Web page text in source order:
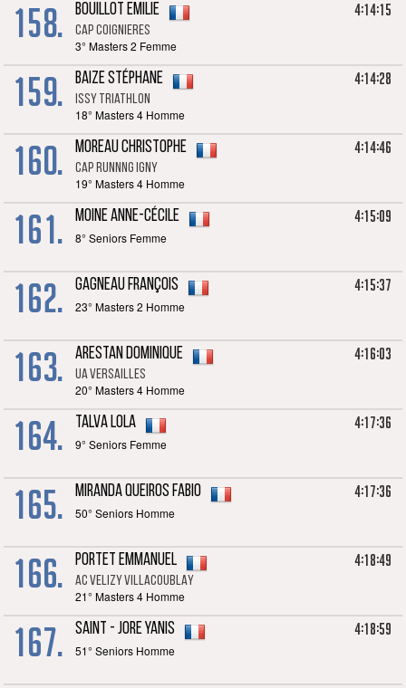
158. BOUILLOT Emilie
CAP Coignieres
3° Masters 2 Femme
4:14:15
159. BAIZE Stéphane
Issy Triathlon
18° Masters 4 Homme
4:14:28
160. MOREAU Christophe
CAP RUNNNG IGNY
19° Masters 4 Homme
4:14:46
161. MOINE Anne-Cécile
8° Seniors Femme
4:15:09
162. GAGNEAU François
23° Masters 2 Homme
4:15:37
163. ARESTAN Dominique
UA Versailles
20° Masters 4 Homme
4:16:03
164. TALVA Lola
9° Seniors Femme
4:17:36
165. MIRANDA QUEIROS Fabio
50° Seniors Homme
4:17:36
166. PORTET Emmanuel
AC VELIZY VILLACOUBLAY
21° Masters 4 Homme
4:18:49
167. SAINT - JORE Yanis
51° Seniors Homme
4:18:59